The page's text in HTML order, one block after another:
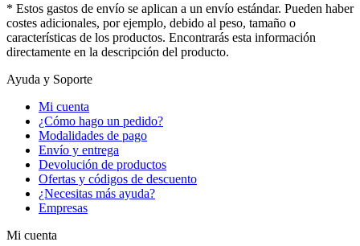
* Estos gastos de envío se aplican a un envío estándar. Pueden haber
costes adicionales, por ejemplo, debido al peso, tamaño o
características de los productos. Encontrarás esta información
directamente en la descripción del producto.
Ayuda y Soporte
Mi cuenta
¿Cómo hago un pedido?
Modalidades de pago
Envío y entrega
Devolución de productos
Ofertas y códigos de descuento
¿Necesitas más ayuda?
Empresas
Mi cuenta